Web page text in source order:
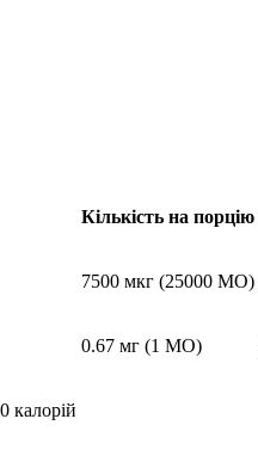
Кількість на порцію
7500 мкг (25000 МО)
0.67 мг (1 МО)
калорій